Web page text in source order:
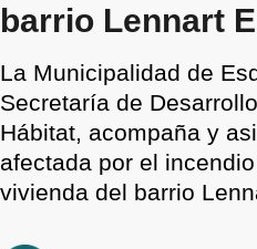
barrio Lennart
La Municipalidad de
Secretaría de
Hábitat, acompaña y
afectada por el
vivienda del barrio